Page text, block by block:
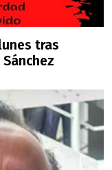
tras